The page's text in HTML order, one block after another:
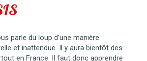
parle du loup d’une manière
et inattendue. Il y aura bientôt des
en France. Il faut donc apprendre